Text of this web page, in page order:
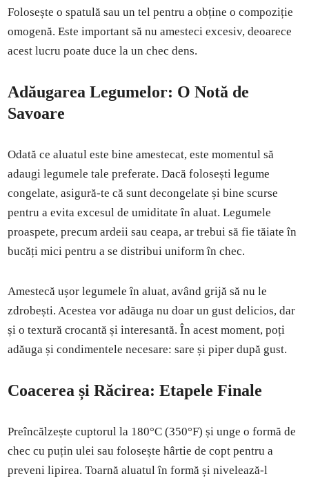
Folosește o spatulă sau un tel pentru a obține o compoziție
omogenă. Este important să nu amesteci excesiv, deoarece
acest lucru poate duce la un chec dens.
Adăugarea Legumelor: O Notă de
Savoare
Odată ce aluatul este bine amestecat, este momentul să
adaugi legumele tale preferate. Dacă folosești legume
congelate, asigură-te că sunt decongelate și bine scurse
pentru a evita excesul de umiditate în aluat. Legumele
proaspete, precum ardeii sau ceapa, ar trebui să fie tăiate în
bucăți mici pentru a se distribui uniform în chec.
Amestecă ușor legumele în aluat, având grijă să nu le
zdrobești. Acestea vor adăuga nu doar un gust delicios, dar
și o textură crocantă și interesantă. În acest moment, poți
adăuga și condimentele necesare: sare și piper după gust.
Coacerea și Răcirea: Etapele Finale
Preîncălzește cuptorul la 180°C (350°F) și unge o formă de
chec cu puțin ulei sau folosește hârtie de copt pentru a
preveni lipirea. Toarnă aluatul în formă și nivelează-l